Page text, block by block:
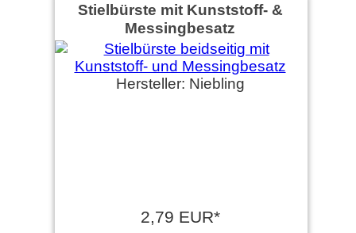
Stielbürste mit Kunststoff- &
Messingbesatz
Hersteller: Niebling
2,79 EUR*